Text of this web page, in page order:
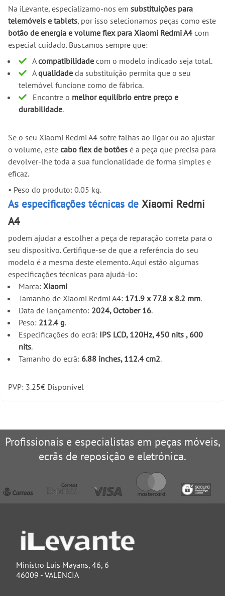
Na iLevante, especializamo-nos em substituições para
telemóveis e tablets, por isso selecionamos peças como este
botão de energia e volume flex para Xiaomi Redmi A4 com
especial cuidado. Buscamos sempre que:
Acompatibilidadecom o modelo indicado seja total.
Aqualidadeda substituição permita que o seu
telemóvel funcione como de fábrica.
Encontre o melhor equilíbrio entre preço e
durabilidade.
Se o seu Xiaomi Redmi A4 sofre falhas ao ligar ou ao ajustar
o volume, este cabo flex de botões é a peça que precisa para
devolver-lhe toda a sua funcionalidade de forma simples e
eficaz.
• Peso do produto: 0.05 kg.
As especificações técnicas de Xiaomi Redmi
A4
podem ajudar a escolher a peça de reparação correta para o
seu dispositivo. Certifique-se de que a referência do seu
modelo é a mesma deste elemento. Aqui estão algumas
especificações técnicas para ajudá-lo:
Marca: Xiaomi
Tamanho de Xiaomi Redmi A4: 171.9 x 77.8 x 8.2 mm.
Data de lançamento: 2024, October 16.
Peso: 212.4 g.
Especificações do ecrã: IPS LCD, 120Hz, 450 nits , 600
nits.
Tamanho do ecrã: 6.88 inches, 112.4 cm2.
PVP: 3.25€ Disponível
Profissionais e especialistas em peças móveis,
ecrãs de reposição e eletrónica.
Ministro Luis Mayans, 46, 6
46009 - VALENCIA